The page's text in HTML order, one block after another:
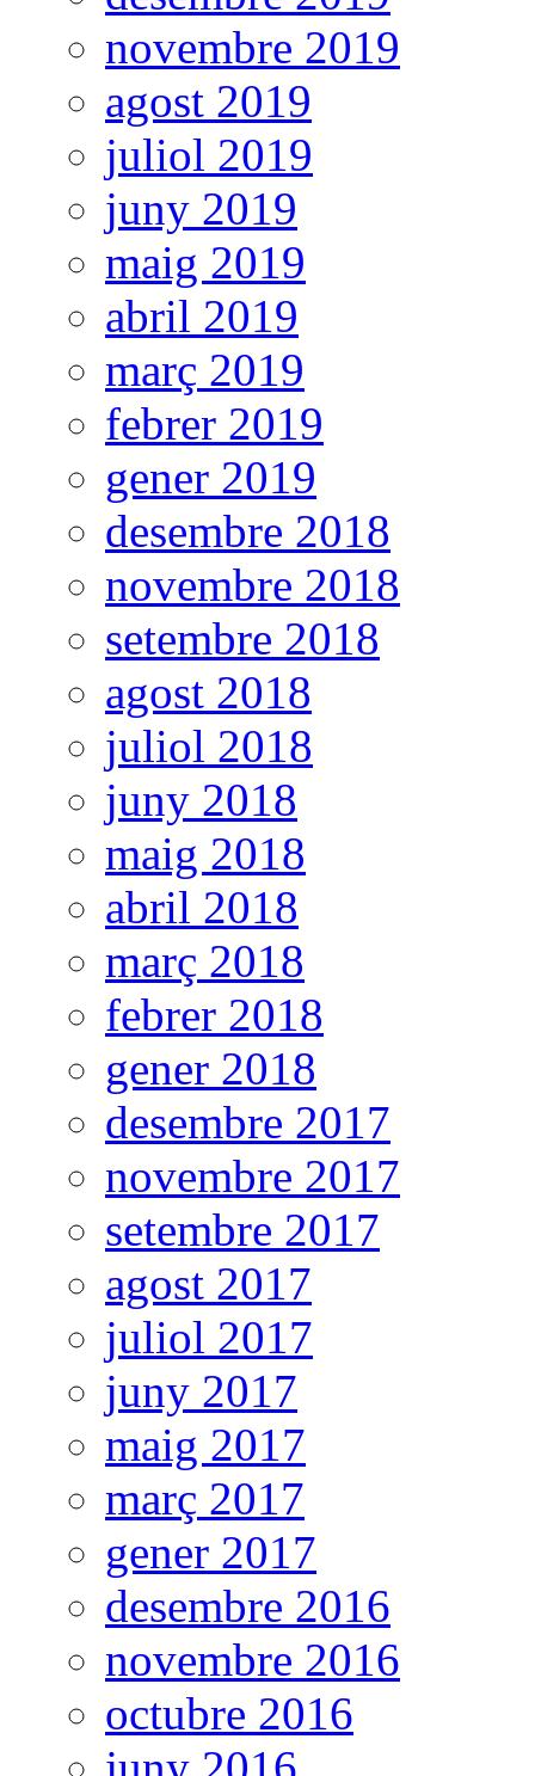
novembre 2019
agost 2019
juliol 2019
juny 2019
maig 2019
abril 2019
març 2019
febrer 2019
gener 2019
desembre 2018
novembre 2018
setembre 2018
agost 2018
juliol 2018
juny 2018
maig 2018
abril 2018
març 2018
febrer 2018
gener 2018
desembre 2017
novembre 2017
setembre 2017
agost 2017
juliol 2017
juny 2017
maig 2017
març 2017
gener 2017
desembre 2016
novembre 2016
octubre 2016